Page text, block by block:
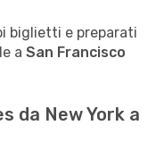
biglietti e preparati
a San Francisco
da New York a